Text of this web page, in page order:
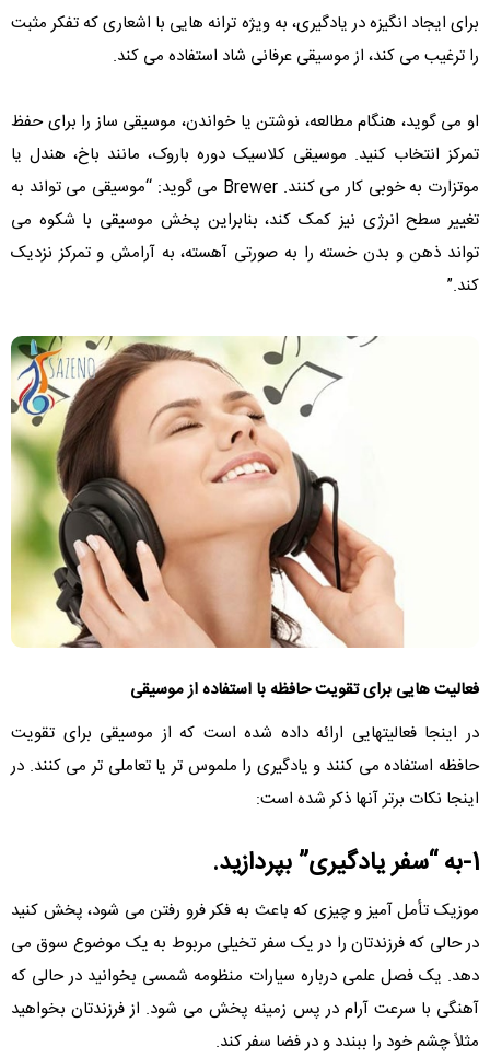
برای ایجاد انگیزه در یادگیری، به ویژه ترانه هایی با اشعاری که تفکر مثبت
را ترغیب می کند، از موسیقی عرفانی شاد استفاده می کند.
او می گوید، هنگام مطالعه، نوشتن یا خواندن، موسیقی ساز را برای حفظ
تمرکز انتخاب کنید. موسیقی کلاسیک دوره باروک، مانند باخ، هندل یا
موتزارت به خوبی کار می کنند. Brewer می گوید: “موسیقی می تواند به
تغییر سطح انرژی نیز کمک کند، بنابراین پخش موسیقی با شکوه می
تواند ذهن و بدن خسته را به صورتی آهسته، به آرامش و تمرکز نزدیک
کند.”
فعالیت هایی برای تقویت حافظه با استفاده از موسیقی
در اینجا فعالیتهایی ارائه داده شده است که از موسیقی برای تقویت
حافظه استفاده می کنند و یادگیری را ملموس تر یا تعاملی تر می کنند. در
اینجا نکات برتر آنها ذکر شده است:
1-به “سفر یادگیری” بپردازید.
موزیک تأمل آمیز و چیزی که باعث به فکر فرو رفتن می شود، پخش کنید
در حالی که فرزندتان را در یک سفر تخیلی مربوط به یک موضوع سوق می
دهد. یک فصل علمی درباره سیارات منظومه شمسی بخوانید در حالی که
آهنگی با سرعت آرام در پس زمینه پخش می شود. از فرزندتان بخواهید
مثلاً چشم خود را ببندد و در فضا سفر کند.